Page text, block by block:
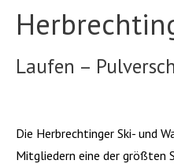
Laufen –
Die Herbrechtinger Ski- und
Mitgliedern eine der größten